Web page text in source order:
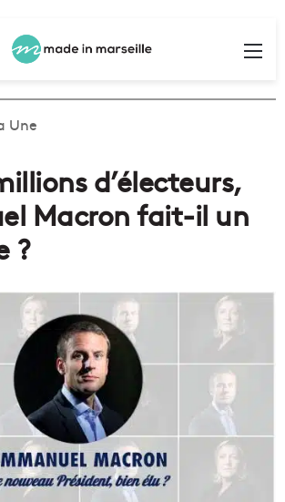
Une
d’électeurs,
Macron fait-il un
?